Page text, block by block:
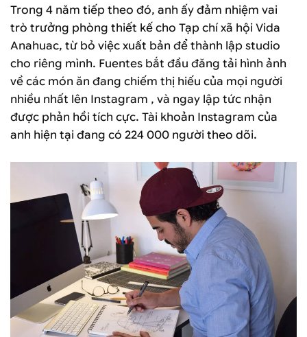
Trong 4 năm tiếp theo đó, anh ấy đảm nhiệm vai
trò trưởng phòng thiết kế cho Tạp chí xã hội Vida
Anahuac, từ bỏ việc xuất bản để thành lập studio
cho riêng mình. Fuentes bắt đầu đăng tải hình ảnh
về các món ăn đang chiếm thị hiếu của mọi người
nhiều nhất lên Instagram , và ngay lập tức nhận
được phản hồi tích cực. Tài khoản Instagram của
anh hiện tại đang có 224 000 người theo dõi.